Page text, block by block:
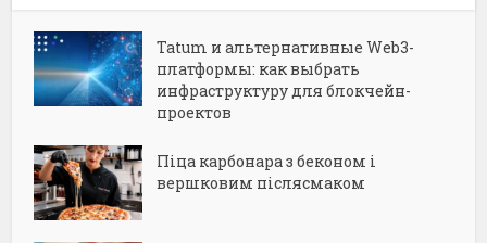
Tatum и альтернативные Web3-
платформы: как выбрать
инфраструктуру для блокчейн-
проектов
Піца карбонара з беконом і
вершковим післясмаком